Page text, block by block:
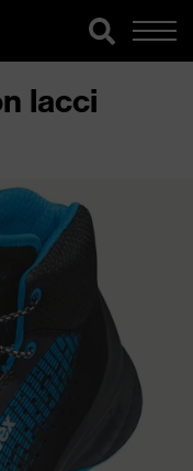
lacci